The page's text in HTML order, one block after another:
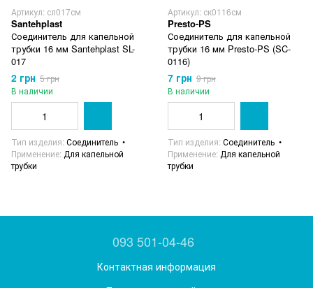
Артикул: сл017см
Santehplast
Соединитель для капельной
трубки 16 мм Santehplast SL-
017
2 грн 5 грн
В наличии
Тип изделия Соединитель
Применение Для капельной
трубки
Артикул: ск0116см
Presto-PS
Соединитель для капельной
трубки 16 мм Presto-PS (SC-
0116)
7 грн 9 грн
В наличии
Тип изделия Соединитель
Применение Для капельной
трубки
093 501-04-46
Контактная информация